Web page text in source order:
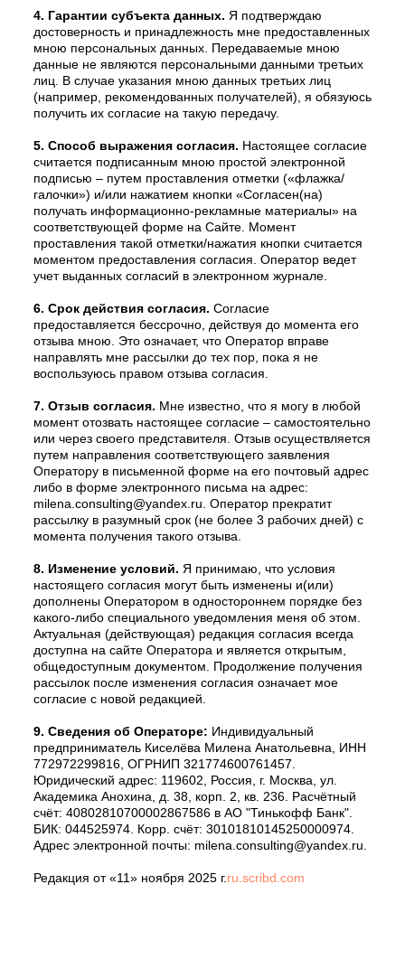
4. Гарантии субъекта данных. Я подтверждаю
достоверность и принадлежность мне предоставленных
мною персональных данных. Передаваемые мною
данные не являются персональными данными третьих
лиц. В случае указания мною данных третьих лиц
(например, рекомендованных получателей), я обязуюсь
получить их согласие на такую передачу.
5. Способ выражения согласия. Настоящее согласие
считается подписанным мною простой электронной
подписью – путем проставления отметки («флажка/
галочки») и/или нажатием кнопки «Согласен(на)
получать информационно-рекламные материалы» на
соответствующей форме на Сайте. Момент
проставления такой отметки/нажатия кнопки считается
моментом предоставления согласия. Оператор ведет
учет выданных согласий в электронном журнале.
6. Срок действия согласия. Согласие
предоставляется бессрочно, действуя до момента его
отзыва мною. Это означает, что Оператор вправе
направлять мне рассылки до тех пор, пока я не
воспользуюсь правом отзыва согласия.
7. Отзыв согласия. Мне известно, что я могу в любой
момент отозвать настоящее согласие – самостоятельно
или через своего представителя. Отзыв осуществляется
путем направления соответствующего заявления
Оператору в письменной форме на его почтовый адрес
либо в форме электронного письма на адрес:
milena.consulting@yandex.ru. Оператор прекратит
рассылку в разумный срок (не более 3 рабочих дней) с
момента получения такого отзыва.
8. Изменение условий. Я принимаю, что условия
настоящего согласия могут быть изменены и(или)
дополнены Оператором в одностороннем порядке без
какого-либо специального уведомления меня об этом.
Актуальная (действующая) редакция согласия всегда
доступна на сайте Оператора и является открытым,
общедоступным документом. Продолжение получения
рассылок после изменения согласия означает мое
согласие с новой редакцией.
9. Сведения об Операторе: Индивидуальный
предприниматель Киселёва Милена Анатольевна, ИНН
772972299816, ОГРНИП 321774600761457.
Юридический адрес: 119602, Россия, г. Москва, ул.
Академика Анохина, д. 38, корп. 2, кв. 236. Расчётный
счёт: 40802810700002867586 в АО "Тинькофф Банк".
БИК: 044525974. Корр. счёт: 30101810145250000974.
Адрес электронной почты: milena.consulting@yandex.ru.
Редакция от «11» ноября 2025 г.ru.scribd.com